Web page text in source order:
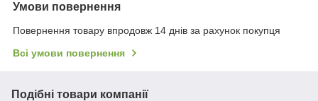
Умови повернення
Повернення товару впродовж 14 днів за рахунок покупця
Всі умови повернення
Подібні товари компанії